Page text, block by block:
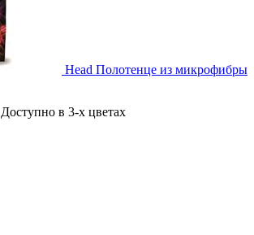
Head Полотенце из микрофибры
в 3-х цветах